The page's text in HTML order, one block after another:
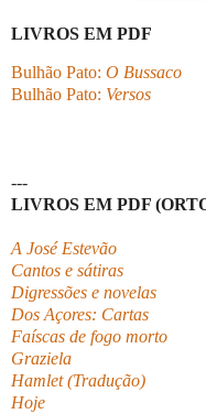
LIVROS EM PDF
Bulhão Pato: O Bussaco
Bulhão Pato: Versos
---
LIVROS EM PDF
A José Estevão
Cantos e sátiras
Digressões e novelas
Dos Açores: Cartas
Faíscas de fogo morto
Graziela
Hamlet (Tradução)
Hoje